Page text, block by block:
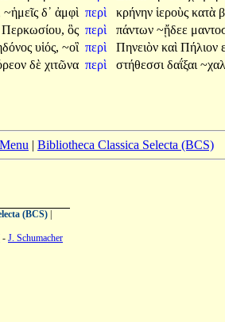
~ἡμεῖς δ᾽ ἀμφὶ περὶ κρήνην ἱεροὺς κατὰ
Περκωσίου, ὃς περὶ πάντων ~ᾔδεε
υἱός, ~οἳ περὶ Πηνειὸν καὶ Πήλιον
δὲ χιτῶνα περὶ στήθεσσι δαΐξαι
Menu | Bibliotheca Classica Selecta (BCS)
(BCS)
- J. Schumacher